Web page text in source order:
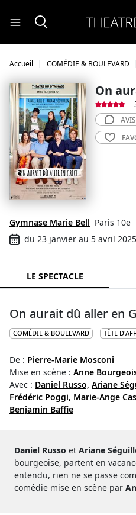
Accueil COMÉDIE & BOULEVARD
On
Gymnase Marie Bell Paris 10e
du 23 janvier au 5 avril 2025
AVIS
LE SPECTACLE
On aurait dû aller en
COMÉDIE & BOULEVARD TÊTE
De : Pierre-Marie Mosconi
Mise en scène : Anne
Avec : Daniel Russo, Ariane
Frédéric Poggi, Marie-Ange
Benjamin Baffie
Daniel Russo et Ariane
bourgeoise, partent en
entendu, rien ne se passe
comédie mise en scène par